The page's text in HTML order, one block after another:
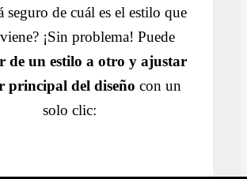
seguro de cuál es el estilo que
¡Sin problema! Puede
de un estilo a otro y ajustar
principal del diseño con un
solo clic: